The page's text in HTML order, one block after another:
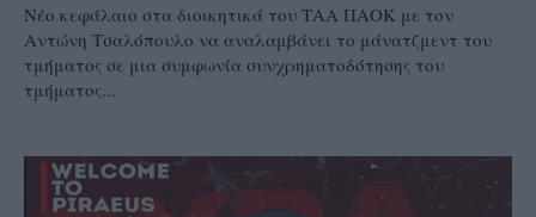
Νέο κεφάλαιο στα διοικητικά του ΤΑΑ ΠΑΟΚ με τον
Αντώνη Τσαλόπουλο να αναλαμβάνει το μάνατζμεντ του
τμήματος σε μια συμφωνία συνχρηματοδότησης του
τμήματος...